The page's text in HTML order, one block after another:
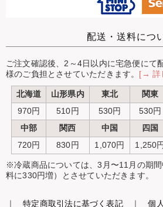
配送・送料につ
ご注文確認後、2～4日以内に宅急便にて
様のご負担とさせていただきます。 [→ 詳
北海道 山形県内 東北 関東
970円
510円 530円 530円
中部
関西 中国 四国
720円
830円 1,070円 1,250
※冷蔵商品については、3月〜11月の期
料に330円増）とさせていただきます。
｜特定商取引法に基づく表記｜個